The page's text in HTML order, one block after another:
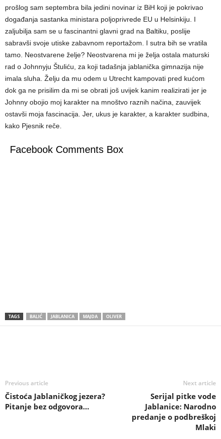
prošlog sam septembra bila jedini novinar iz BiH koji je pokrivao
događanja sastanka ministara poljoprivrede EU u Helsinkiju. I
zaljubilja sam se u fascinantni glavni grad na Baltiku, poslije
sabravši svoje utiske zabavnom reportažom. I sutra bih se vratila
tamo. Neostvarene želje? Neostvarena mi je želja ostala maturski
rad o Johnnyju Štuliću, za koji tadašnja jablanička gimnazija nije
imala sluha. Želju da mu odem u Utrecht kampovati pred kućom
dok ga ne prisilim da mi se obrati još uvijek kanim realizirati jer je
Johnny obojio moj karakter na mnoštvo raznih načina, zauvijek
ostavši moja fascinacija. Jer, ukus je karakter, a karakter sudbina,
kako Pjesnik reče.
Facebook Comments Box
TAGS BALIĆ JABLANICA MAJDA OLIVER
Previous article
Čistoća Jablaničkog jezera?
Pitanje bez odgovora…
Next article
Serijal pitke vode
Jablanice: Narodno
predanje o podbreškoj
Mlaki